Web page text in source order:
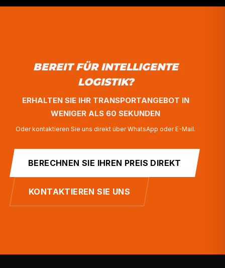
SEKTOR
gegründet. Jahrelang haben wir aus nächster Nähe
Frustrationen bildeten die Grundlage für unsere
Wir ergänzen unser praktisches Wissen mit der
KI. Unsere Plattform ist ein System, das 'denkt' wie ein
Unsere Mission: eine vollständig automatisierte
Von der Anfrage bis zur Lieferung: Traktortransport
schneller, sicherer und mit weniger menschlichen
erfolgen.
BERECHNEN SIE IHREN PREIS DIREKT
KONTAKTIEREN SIE UNS